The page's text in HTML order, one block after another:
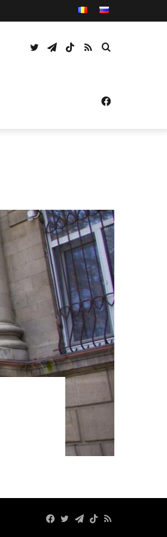
Caută
RSS
TikTok
Telegram
Twitter
Facebook
Facebook
Twitter
Telegram
TikTok
RSS